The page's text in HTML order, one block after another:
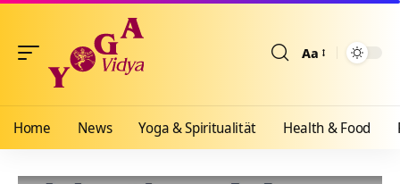
Aa
Home News Yoga & Spiritualität Health & Food